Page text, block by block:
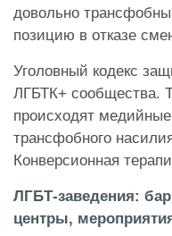
довольно
позицию в отказе
Уголовный кодекс
ЛГБТК+ сообщества.
происходят
трансфобного
Конверсионная
ЛГБТ-заведения:
центры,